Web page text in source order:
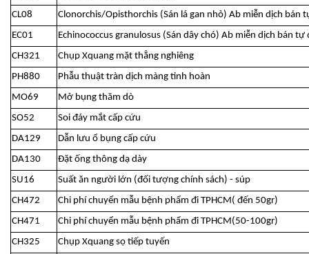
CL08
Clonorchis/Opisthorchis (Sán lá gan nhỏ) Ab miễn dịch bán
EC01
Echinococcus granulosus (Sán dây chó) Ab miễn dịch bán tự
CH321
Chụp Xquang mặt thẳng nghiêng
PH880
Phẫu thuật tràn dịch màng tinh hoàn
MO69
Mở bụng thăm dò
SO52
Soi đáy mắt cấp cứu
DA129
Dẫn lưu ổ bụng cấp cứu
DA130
Đặt ống thông dạ dày
SU16
Suất ăn người lớn (đối tượng chính sách) - súp
CH472
Chi phí chuyển mẫu bệnh phẩm đi TPHCM( đến 50gr)
CH471
Chi phí chuyển mẫu bệnh phẩm đi TPHCM(50-100gr)
CH325
Chụp Xquang sọ tiếp tuyến